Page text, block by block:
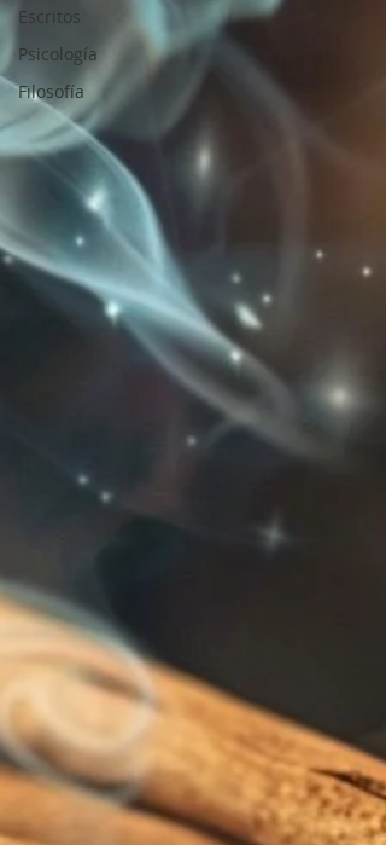
Escritos
Psicología
Filosofía